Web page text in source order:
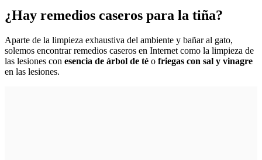
¿Hay remedios caseros para la tiña?
Aparte de la limpieza exhaustiva del ambiente y bañar al gato,
solemos encontrar remedios caseros en Internet como la limpieza de
las lesiones con esencia de árbol de té o friegas con sal y vinagre
en las lesiones.